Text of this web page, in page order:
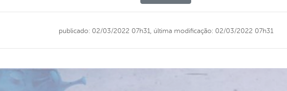
publicado: 02/03/2022 07h31, última modificação: 02/03/2022 07h31